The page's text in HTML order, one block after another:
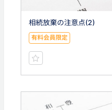
相続放棄の注意点(2)
有料会員限定